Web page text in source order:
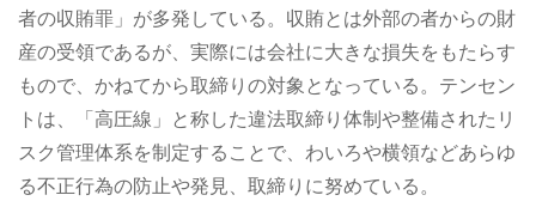
者の収賄罪」が多発している。収賄とは外部の者からの財
産の受領であるが、実際には会社に大きな損失をもたらす
もので、かねてから取締りの対象となっている。テンセン
トは、「高圧線」と称した違法取締り体制や整備されたリ
スク管理体系を制定することで、わいろや横領などあらゆ
る不正行為の防止や発見、取締りに努めている。